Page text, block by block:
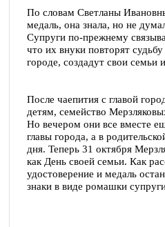
По словам Светланы
медаль, она знала, но не
Супруги по-прежнему
что их внуки повторят
городе, создадут свои семьи
После чаепития с главой
детям, семейство
Но вечером они все вместе
главы города, а в
дня. Теперь 31 октября
как День своей семьи. Как
удостоверение и медаль
знаки в виде ромашки